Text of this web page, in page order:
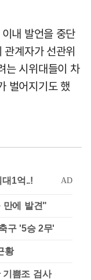
내 발언을 중단
계자가 선관위
는 시위대들이 차
벌어지기도 했
만에 발견"
구 '5승 2무'
황
쁨조 검사